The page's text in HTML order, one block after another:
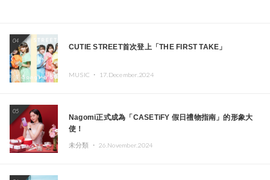
04
CUTIE STREET首次登上「THE FIRST TAKE」
MUSIC ・ 17.December.2024
05
Nagomi正式成為「CASETiFY 假日禮物指南」的形象大
使！
未分類 ・ 26.November.2024